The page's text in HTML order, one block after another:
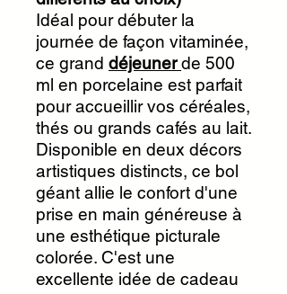
Idéal pour débuter la
journée de façon vitaminée,
ce grand déjeunerde 500
ml en porcelaine est parfait
pour accueillir vos céréales,
thés ou grands cafés au lait.
Disponible en deux décors
artistiques distincts, ce bol
géant allie le confort d'une
prise en main généreuse à
une esthétique picturale
colorée. C'est une
excellente idée de cadeau